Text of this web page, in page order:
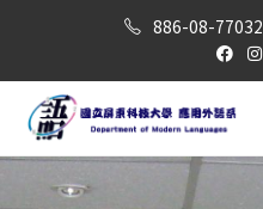
886-08-